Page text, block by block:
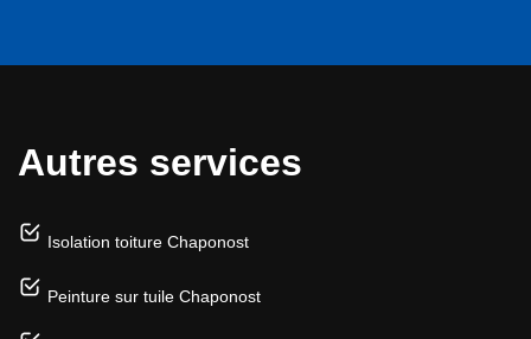
Autres services
Isolation toiture Chaponost
Peinture sur tuile Chaponost